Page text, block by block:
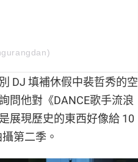
DJ 填補休假中裴哲秀的空
問他對《DANCE歌手流浪
展現歷史的東西好像給 10
第二季。